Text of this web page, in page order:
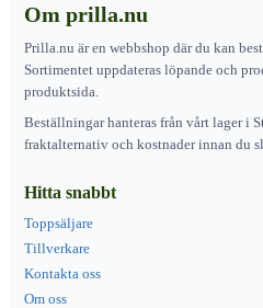
Om prilla.nu
Prilla.nu är en webbshop där du kan
Sortimentet uppdateras löpande och
produktsida.
Beställningar hanteras från vårt lager i
fraktalternativ och kostnader innan du
Hitta snabbt
Toppsäljare
Tillverkare
Kontakta oss
Om oss